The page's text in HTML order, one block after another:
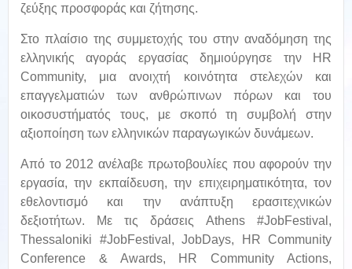
ζεύξης προσφοράς και ζήτησης.
Στο πλαίσιο της συμμετοχής του στην αναδόμηση της
ελληνικής αγοράς εργασίας δημιούργησε την HR
Community, μια ανοιχτή κοινότητα στελεχών και
επαγγελματιών των ανθρώπινων πόρων και του
οικοσυστήματός τους, με σκοπό τη συμβολή στην
αξιοποίηση των ελληνικών παραγωγικών δυνάμεων.
Από το 2012 ανέλαβε πρωτοβουλίες που αφορούν την
εργασία, την εκπαίδευση, την επιχειρηματικότητα, τον
εθελοντισμό και την ανάπτυξη ερασιτεχνικών
δεξιοτήτων. Με τις δράσεις Athens #JobFestival,
Thessaloniki #JobFestival, JobDays, HR Community
Conference & Awards, HR Community Actions,